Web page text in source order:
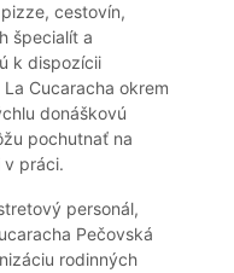
cestovín,
špecialít a
k dispozícii
Cucaracha okrem
donáškovú
pochutnať na
v práci.
personál,
Pečovská
rodinných